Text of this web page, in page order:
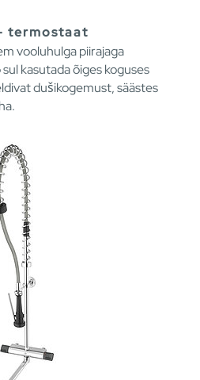
termostaat
vooluhulga piirajaga
kasutada õiges koguses
dušikogemust, säästes